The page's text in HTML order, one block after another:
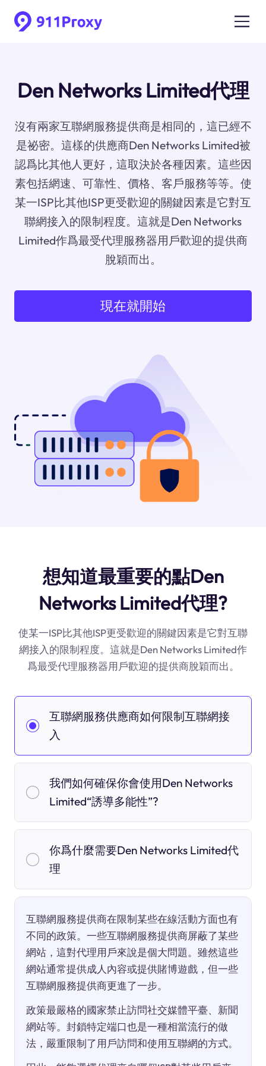
Den Networks Limited代理
沒有兩家互聯網服務提供商是相同的，這已經不
是祕密。這樣的供應商Den Networks Limited被
認爲比其他人更好，這取決於各種因素。這些因
素包括網速、可靠性、價格、客戶服務等等。使
某一ISP比其他ISP更受歡迎的關鍵因素是它對互
聯網接入的限制程度。這就是Den Networks
Limited作爲最受代理服務器用戶歡迎的提供商
脫穎而出。
現在就開始
想知道最重要的點Den
Networks Limited代理?
使某一ISP比其他ISP更受歡迎的關鍵因素是它對互聯
網接入的限制程度。這就是Den Networks Limited作
爲最受代理服務器用戶歡迎的提供商脫穎而出。
互聯網服務供應商如何限制互聯網接
入
我們如何確保你會使用Den Networks
Limited“誘導多能性”?
你爲什麼需要Den Networks Limited代
理
互聯網服務提供商在限制某些在線活動方面也有
不同的政策。一些互聯網服務提供商屏蔽了某些
網站，這對代理用戶來說是個大問題。雖然這些
網站通常提供成人內容或提供賭博遊戲，但一些
互聯網服務提供商更進了一步。
政策最嚴格的國家禁止訪問社交媒體平臺、新聞
網站等。封鎖特定端口也是一種相當流行的做
法，嚴重限制了用戶訪問和使用互聯網的方式。